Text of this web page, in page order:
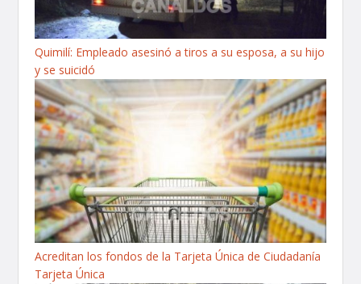
Quimilí: Empleado asesinó a tiros a su esposa, a su hijo
y se suicidó
Acreditan los fondos de la Tarjeta Única de Ciudadanía
Tarjeta Única